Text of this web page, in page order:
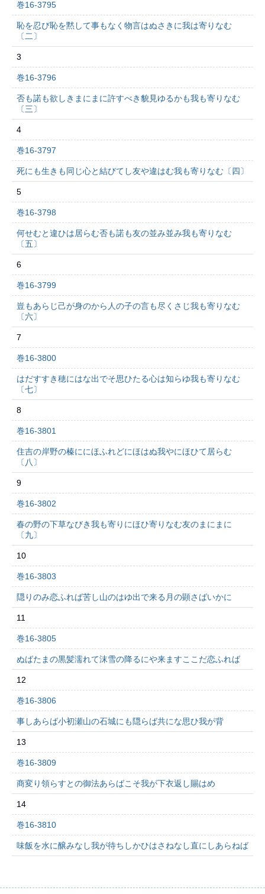
巻16-3795
恥を忍び恥を黙して事もなく物言はぬさきに我は寄りなむ
〔二〕
3
巻16-3796
否も諾も欲しきまにまに許すべき貌見ゆるかも我も寄りなむ
〔三〕
4
巻16-3797
死にも生きも同じ心と結びてし友や違はむ我も寄りなむ〔四〕
5
巻16-3798
何せむと違ひは居らむ否も諾も友の並み並み我も寄りなむ
〔五〕
6
巻16-3799
豈もあらじ己が身のから人の子の言も尽くさじ我も寄りなむ
〔六〕
7
巻16-3800
はだすすき穂にはな出でそ思ひたる心は知らゆ我も寄りなむ
〔七〕
8
巻16-3801
住吉の岸野の榛ににほふれどにほはぬ我やにほひて居らむ
〔八〕
9
巻16-3802
春の野の下草なびき我も寄りにほひ寄りなむ友のまにまに
〔九〕
10
巻16-3803
隠りのみ恋ふれば苦し山のはゆ出で来る月の顕さばいかに
11
巻16-3805
ぬばたまの黒髪濡れて沫雪の降るにや来ますここだ恋ふれば
12
巻16-3806
事しあらば小初瀬山の石城にも隠らば共にな思ひ我が背
13
巻16-3809
商変り領らすとの御法あらばこそ我が下衣返し賜はめ
14
巻16-3810
味飯を水に醸みなし我が待ちしかひはさねなし直にしあらねば